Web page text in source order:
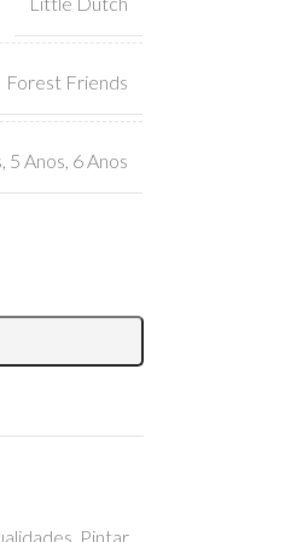
Forest Friends
5 Anos 6 Anos
Pintar,